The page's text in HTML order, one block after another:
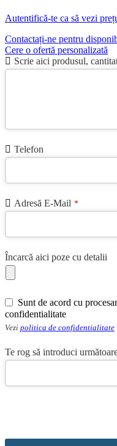
Autentifică-te ca să vezi
Contactați-ne pentru
Cere o ofertă personalizată
Scrie aici produsul,
Telefon
Adresă E-Mail *
Încarcă aici poze cu detalii
Sunt de acord cu
confidentialitate
Vezi politica de confidentialitate
Te rog să introduci